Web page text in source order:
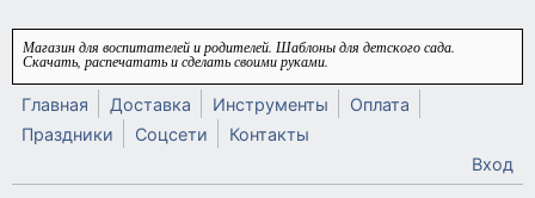
Перейти к основному содержанию
Магазин для воспитателей и родителей. Шаблоны для детского сада.
Скачать, распечатать и сделать своими руками.
Главная Доставка Инструменты
Оплата
Праздники
Соцсети
Контакты
Вход